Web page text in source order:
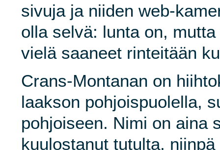
sivuja ja niiden web-
olla selvä: lunta on,
vielä saaneet rinteitään
Crans-Montanan on
laakson pohjoispuolella,
pohjoiseen. Nimi on aina
kuulostanut tutulta,